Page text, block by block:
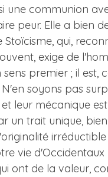
une communion
peur. Elle a bien
qui,
exige de
premier ; il
soyons pas
leur mécanique
un trait unique,
vie
ont de la valeur,